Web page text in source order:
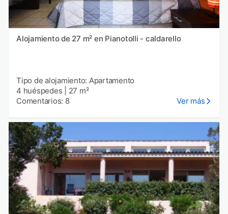
Alojamiento de 27 m² en Pianotolli - caldarello
Tipo de alojamiento: Apartamento
4 huéspedes
27 m²
Comentarios: 8
Ver más